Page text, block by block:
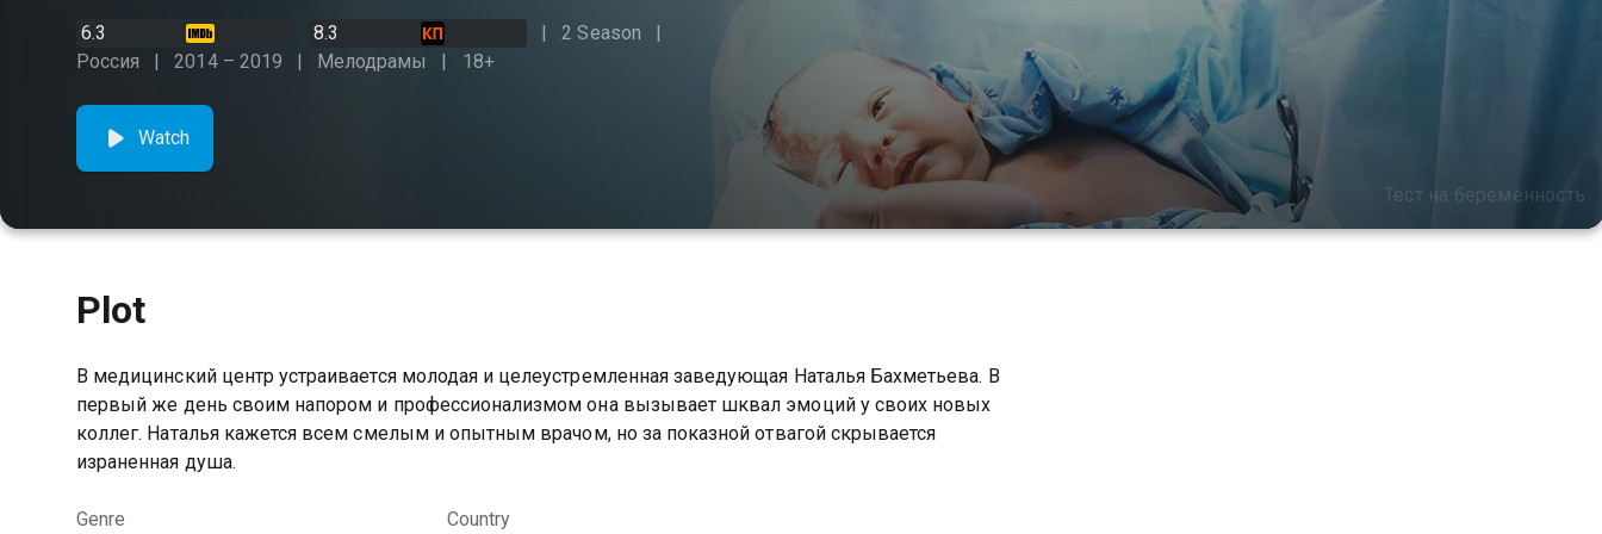
6.3 8.3
2 Season
Россия
2014 – 2019 Мелодрамы 18+
Тест на беременность
Watch
Plot
В медицинский центр устраивается молодая и целеустремленная заведующая Наталья Бахметьева. В
первый же день своим напором и профессионализмом она вызывает шквал эмоций у своих новых
коллег. Наталья кажется всем смелым и опытным врачом, но за показной отвагой скрывается
израненная душа.
Genre Country